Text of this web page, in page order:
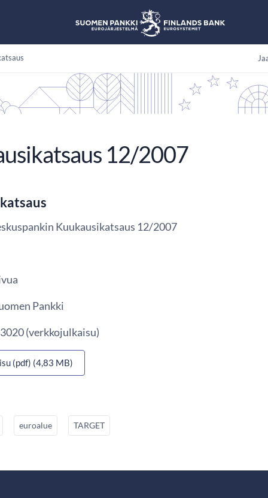
12/2007
Kuukausikatsaus 12/2007
Pankki
(verkkojulkaisu)
(pdf) (4,83 MB)
euroalue TARGET